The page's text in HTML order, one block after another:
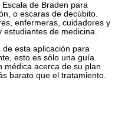
de Braden para
o escaras de decúbito.
enfermeras, cuidadores y
estudiantes de medicina.
esta aplicación para
esto es sólo una guía.
médica acerca de su plan
barato que el tratamiento.